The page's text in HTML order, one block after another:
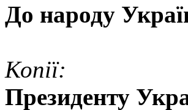
До народу
Копії:
Президенту